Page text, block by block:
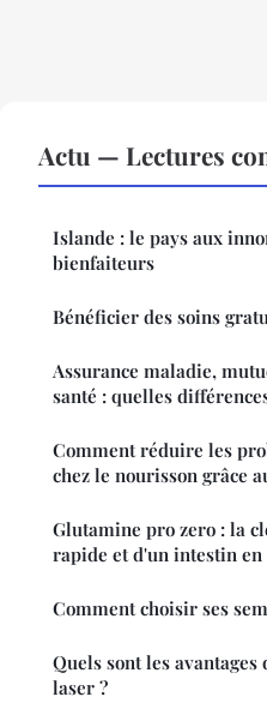
Actu — Lectures
Islande : le pays aux
bienfaiteurs
Bénéficier des soins
Assurance maladie,
santé : quelles
Comment réduire les
chez le nourisson grâce
Glutamine pro zero : la
rapide et d'un intestin
Comment choisir ses
Quels sont les
laser ?